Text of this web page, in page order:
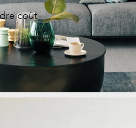
coût